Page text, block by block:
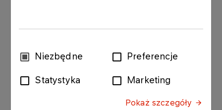
WybórNiezbędne Preferencje
Statystyka Marketing
Pokaż szczegóły
Sp. z o.o. headquartered in Ostrołęka.
Consequently one of the conditions of investment
in construction of gas power plant in Ostrołęka C